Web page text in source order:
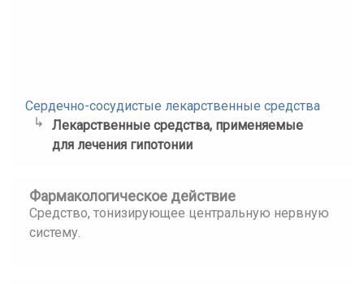
Сердечно-сосудистые лекарственные средства
Лекарственные средства, применяемые
для лечения гипотонии
Фармакологическое действие
Средство, тонизирующее центральную нервную
систему.